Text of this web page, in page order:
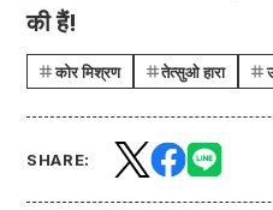
की हैं!
कोर मिश्रण तेत्सुओ हारा
SHARE: